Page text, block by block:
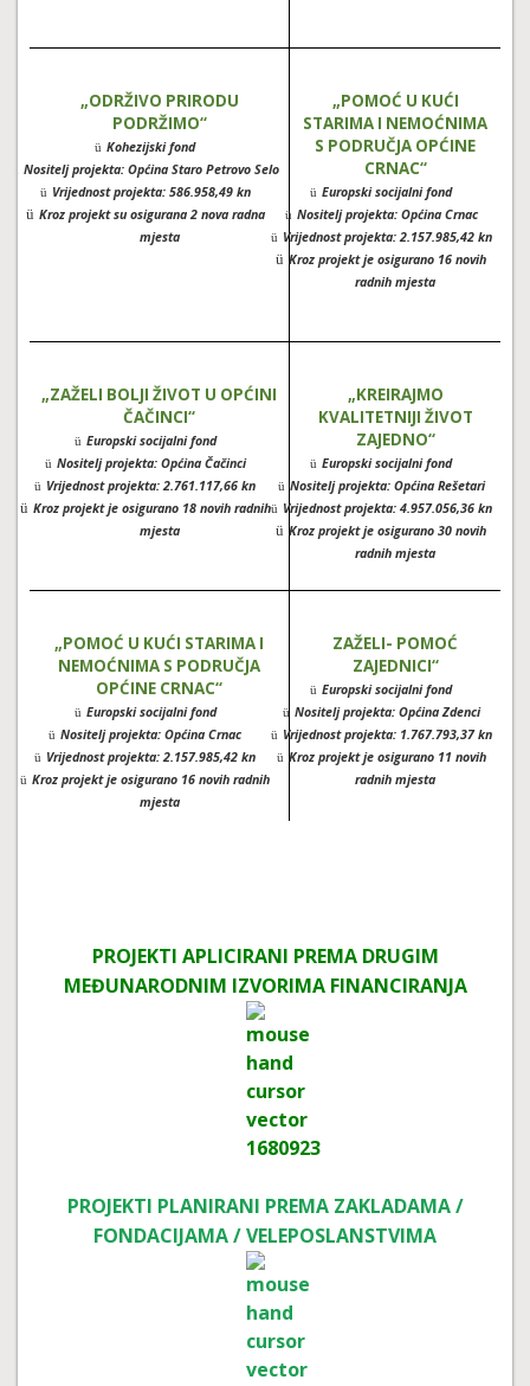
„ODRŽIVO PRIRODU
PODRŽIMO“
ü Kohezijski fond
Nositelj projekta: Općina Staro Petrovo Selo
ü Vrijednost projekta: 586.958,49 kn
ü Kroz projekt su osigurana 2 nova radna
mjesta
„POMOĆ U KUĆI
STARIMA I NEMOĆNIMA
S PODRUČJA OPĆINE
CRNAC“
ü Europski socijalni fond
ü Nositelj projekta: Općina Crnac
ü Vrijednost projekta: 2.157.985,42 kn
ü Kroz projekt je osigurano 16 novih
radnih mjesta
„ZAŽELI BOLJI ŽIVOT U OPĆINI
ČAČINCI“
ü Europski socijalni fond
ü Nositelj projekta: Općina Čačinci
ü Vrijednost projekta: 2.761.117,66 kn
ü Kroz projekt je osigurano 18 novih radnih
mjesta
„KREIRAJMO
KVALITETNIJI ŽIVOT
ZAJEDNO“
ü Europski socijalni fond
ü Nositelj projekta: Općina Rešetari
ü Vrijednost projekta: 4.957.056,36 kn
ü Kroz projekt je osigurano 30 novih
radnih mjesta
„POMOĆ U KUĆI STARIMA I
NEMOĆNIMA S PODRUČJA
OPĆINE CRNAC“
ü Europski socijalni fond
ü Nositelj projekta: Općina Crnac
ü Vrijednost projekta: 2.157.985,42 kn
ü Kroz projekt je osigurano 16 novih radnih
mjesta
ZAŽELI- POMOĆ
ZAJEDNICI“
ü Europski socijalni fond
ü Nositelj projekta: Općina Zdenci
ü Vrijednost projekta: 1.767.793,37 kn
ü Kroz projekt je osigurano 11 novih
radnih mjesta
PROJEKTI APLICIRANI PREMA DRUGIM
MEĐUNARODNIM IZVORIMA FINANCIRANJA
PROJEKTI PLANIRANI PREMA ZAKLADAMA /
FONDACIJAMA / VELEPOSLANSTVIMA